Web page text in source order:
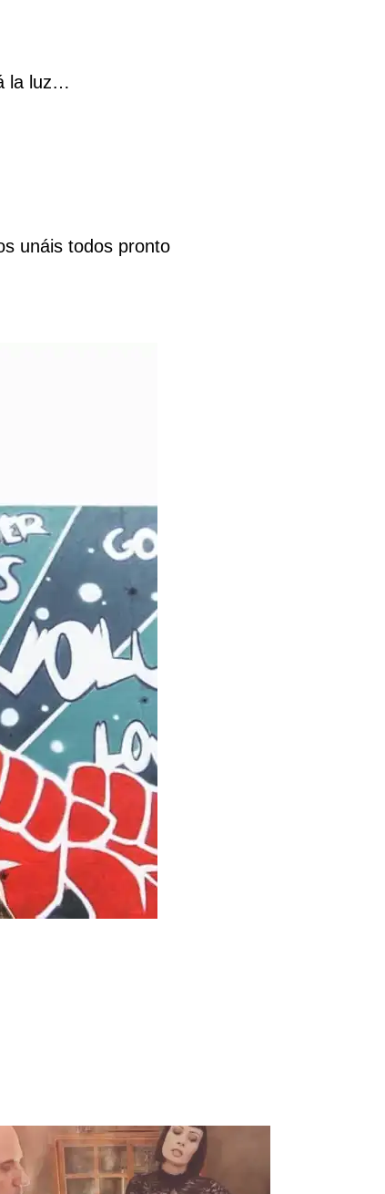
la luz…
unáis todos pronto